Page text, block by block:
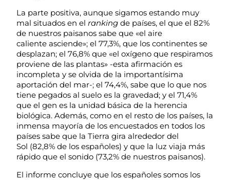
La parte positiva, aunque sigamos estando muy
mal situados en el ranking de países, el que el 82%
de nuestros paisanos sabe que «el aire
caliente asciende»; el 77,3%, que los continentes se
desplazan; el 76,8% que «el oxígeno que respiramos
proviene de las plantas» -esta afirmación es
incompleta y se olvida de la importantísima
aportación del mar-; el 74,4%, sabe que lo que nos
tiene pegados al suelo es la gravedad; y el 71,4%
que el gen es la unidad básica de la herencia
biológica. Además, como en el resto de los países, la
inmensa mayoría de los encuestados en todos los
países sabe que la Tierra gira alrededor del
Sol (82,8% de los españoles) y que la luz viaja más
rápido que el sonido (73,2% de nuestros paisanos).
El informe concluye que los españoles somos los